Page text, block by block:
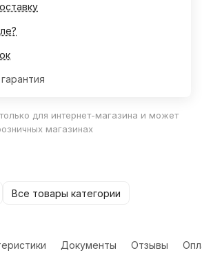
для интернет-магазина и может
магазинах
Все товары категории
Документы Отзывы